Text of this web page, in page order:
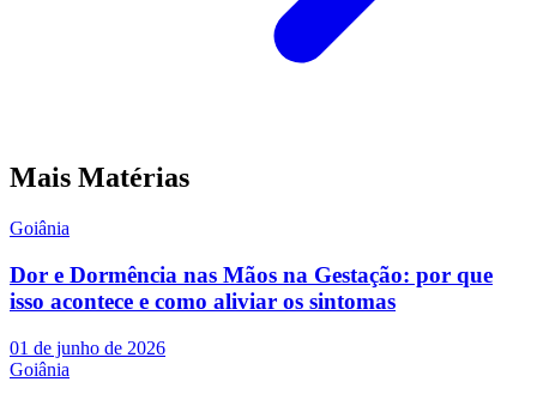
Mais Matérias
Goiânia
Dor e Dormência nas Mãos na Gestação: por que
isso acontece e como aliviar os sintomas
01 de junho de 2026
Goiânia